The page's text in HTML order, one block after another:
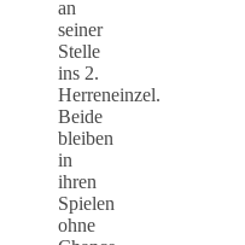
an
seiner
Stelle
ins 2.
Herreneinzel.
Beide
bleiben
in
ihren
Spielen
ohne